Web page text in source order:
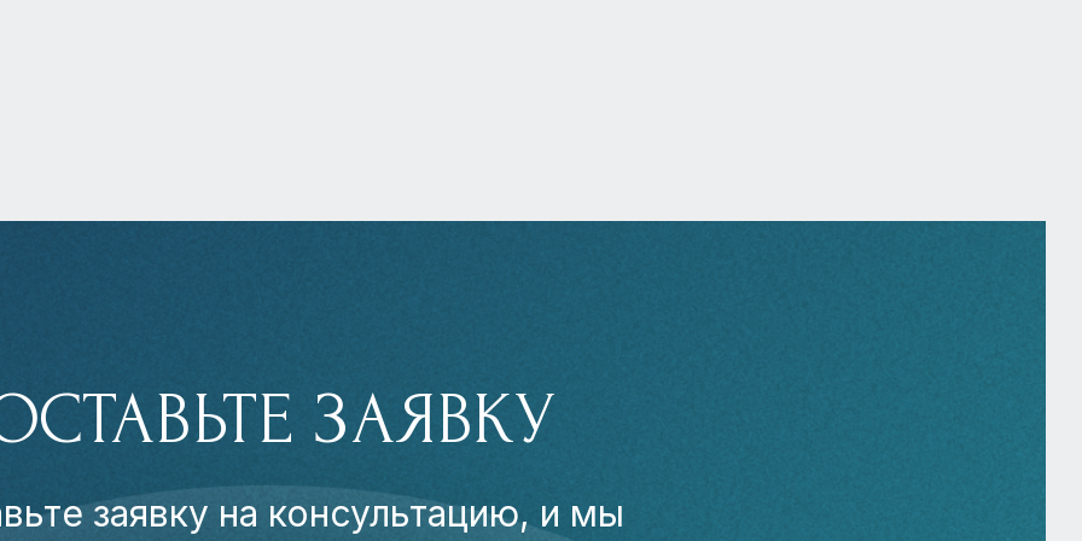
ЗАЯВКУ
заявку на консультацию, и мы